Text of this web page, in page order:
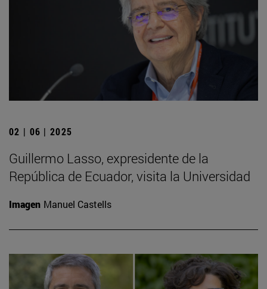
02 | 06 | 2025
Guillermo Lasso, expresidente de la
República de Ecuador, visita la Universidad
Imagen Manuel Castells